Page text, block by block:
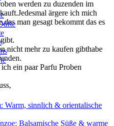
Warm, sinnlich & orientalische
Balsamische Süße & warme
werden zu duzenden im
ärgere ich mich
man gesagt bekommt das es
nicht mehr zu kaufen gibthabe
ein paar Parfu Proben